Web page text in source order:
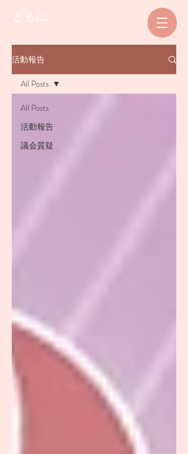
ともに
活動報告
All Posts
活動報告
議会質疑
All Posts